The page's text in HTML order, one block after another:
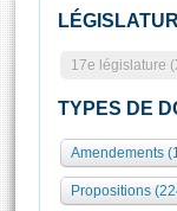
Présidence
577 députés
Groupes
Séance
Europe et
Rôle et
Organisation
Présidence
Visiter
Visite
Assister à
17e législature
TYPES DE
Amendements
Propositions